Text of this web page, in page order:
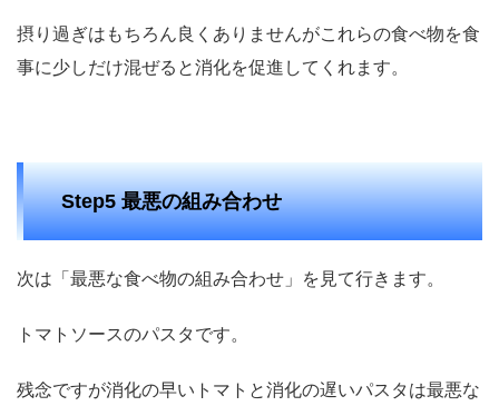
摂り過ぎはもちろん良くありませんがこれらの食べ物を食
事に少しだけ混ぜると消化を促進してくれます。
Step5 最悪の組み合わせ
次は「最悪な食べ物の組み合わせ」を見て行きます。
トマトソースのパスタです。
残念ですが消化の早いトマトと消化の遅いパスタは最悪な